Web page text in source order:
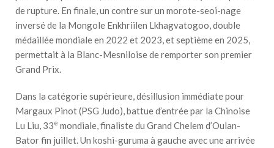
de rupture. En finale, un contre sur un morote-seoi-nage
inversé de la Mongole Enkhriilen Lkhagvatogoo, double
médaillée mondiale en 2022 et 2023, et septième en 2025,
permettait à la Blanc-Mesniloise de remporter son premier
Grand Prix.
Dans la catégorie supérieure, désillusion immédiate pour
Margaux Pinot (PSG Judo), battue d’entrée par la Chinoise
Lu Liu, 33e mondiale, finaliste du Grand Chelem d’Oulan-
Bator fin juillet. Un koshi-guruma à gauche avec une arrivée